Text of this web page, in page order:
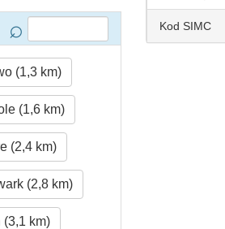
(1,3 km)
(1,6 km)
(2,4 km)
(2,8 km)
(3,1 km)
Kod SIMC